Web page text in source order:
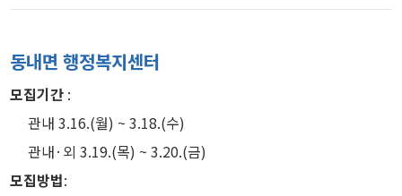
동내면 행정복지센터
모집기간 :
관내 3.16.(월) ~ 3.18.(수)
관내·외 3.19.(목) ~ 3.20.(금)
모집방법: